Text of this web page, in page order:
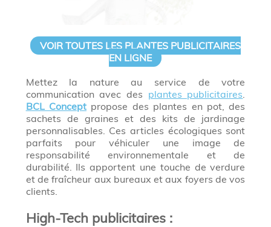
VOIR TOUTES LES PLANTES PUBLICITAIRES
EN LIGNE
Mettez la nature au service de votre
communication avec des plantes publicitaires
BCL Conceptpropose des plantes en pot, des
sachets de graines et des kits de jardinage
personnalisables. Ces articles écologiques sont
parfaits pour véhiculer une image de
responsabilité environnementale et de
durabilité. Ils apportent une touche de verdure
et de fraîcheur aux bureaux et aux foyers de vos
clients.
High-Tech publicitaires :